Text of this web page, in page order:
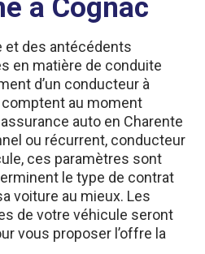
et des antécédents
en matière de conduite
d’un conducteur à
au moment
auto en Charente
ou récurrent, conducteur
ces paramètres sont
le type de contrat
voiture au mieux. Les
de votre véhicule seront
vous proposer l’offre la